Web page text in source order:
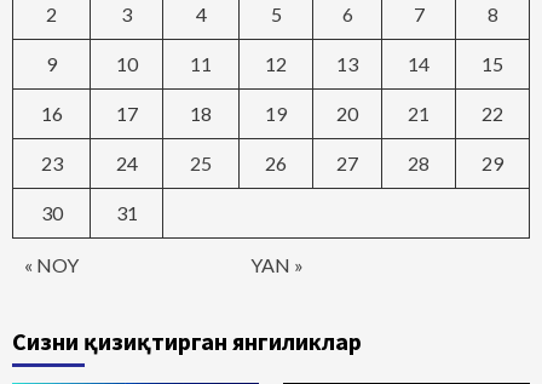
« NOY YAN »
2 3 4 5 6 7 8
9 10 11 12 13 14 15
16 17 18 19 20 21 22
23 24 25 26 27 28 29
30 31
Сизни қизиқтирган янгиликлар